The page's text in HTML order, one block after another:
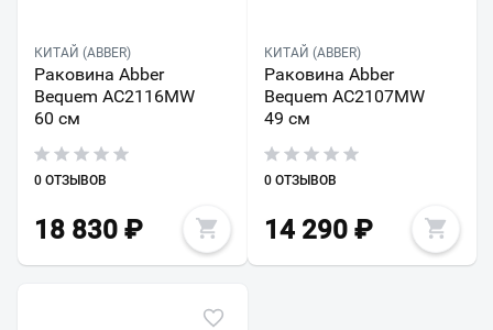
КИТАЙ (ABBER)
Раковина Abber
Bequem AC2116MW
60 см
0 ОТЗЫВОВ
18 830 ₽
КИТАЙ (ABBER)
Раковина Abber
Bequem AC2107MW
49 см
0 ОТЗЫВОВ
14 290₽